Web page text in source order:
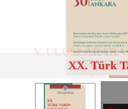
XX. Türk
V.